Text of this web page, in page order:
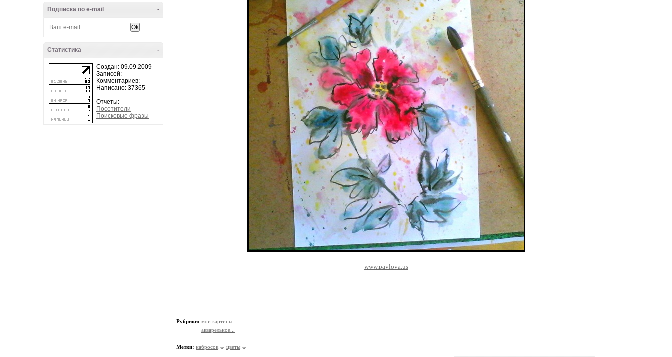
-
Подписка по e-mail
-
Статистика
Создан: 09.09.2009
Записей:
Комментариев:
Написано: 37365
Отчеты:
Посетители
Поисковые фразы
www.pavlova.us
Рубрики: мои картины
акварельное...
Метки: набросок цветы